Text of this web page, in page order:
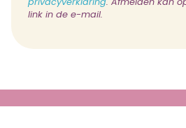
link in de e-mail.